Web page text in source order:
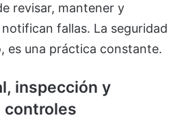
revisar, mantener y
fallas. La seguridad
es una práctica constante.
inspección y
controles